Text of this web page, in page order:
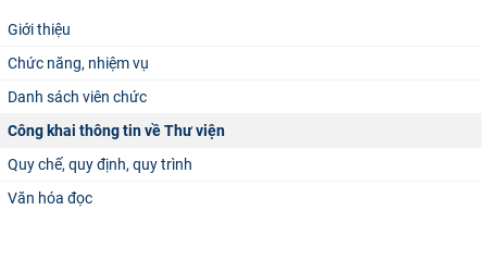
CỰU NGƯỜI HỌC
Giới thiệu
Chức năng, nhiệm vụ
Danh sách viên chức
Công khai thông tin về Thư viện
Quy chế, quy định, quy trình
Văn hóa đọc